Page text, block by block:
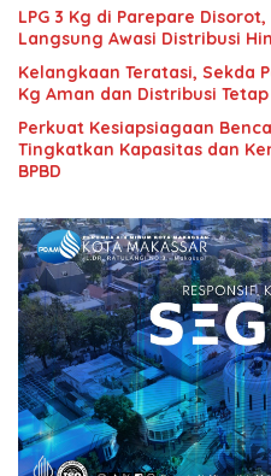
LPG 3 Kg di Parepare
Langsung Awasi Distribusi
Kelangkaan Teratasi, Sekda
Kg Aman dan Distribusi
Perkuat Kesiapsiagaan
Tingkatkan Kapasitas dan
BPBD